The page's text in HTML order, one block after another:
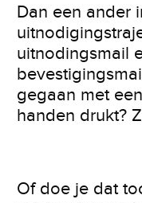
Dan een ander
uitnodingsmail
gegaan met
handen drukt?
Of doe je dat